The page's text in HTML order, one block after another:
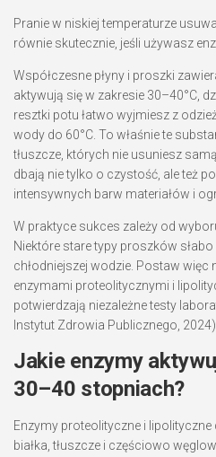
Pranie w niskiej temperaturze
równie skutecznie, jeśli używasz
Współczesne płyny i proszki
aktywują się w zakresie 30–40°C,
resztki potu łatwo wyjmiesz z
wody do 60°C. To właśnie te
tłuszcze, których nie usuniesz
dbają nie tylko o czystość, ale też
intensywnych barw materiałów i
W praktyce sukces zależy od
Niektóre stare typy proszków
chłodniejszej wodzie. Postaw więc
enzymami proteolitycznymi i
potwierdzają niezależne testy
Instytut Zdrowia Publicznego, 2024).
Jakie enzymy
30–40 stopniach?
Enzymy proteolityczne i lipolityczne
białka, tłuszcze i częściowo